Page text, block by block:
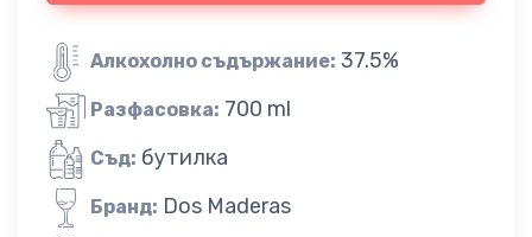
Алкохолно съдържание: 37.5%
Разфасовка: 700 ml
Съд: бутилка
Бранд: Dos Maderas